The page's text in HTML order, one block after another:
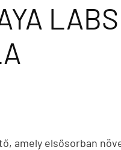
amely elsősorban